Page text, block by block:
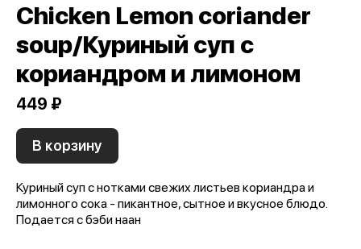
Chicken Lemon coriander
soup/Куриный суп с
кориандром и лимоном
449 ₽
В корзину
Куриный суп с нотками свежих листьев кориандра и
лимонного сока - пикантное, сытное и вкусное блюдо.
Подается с бэби наан